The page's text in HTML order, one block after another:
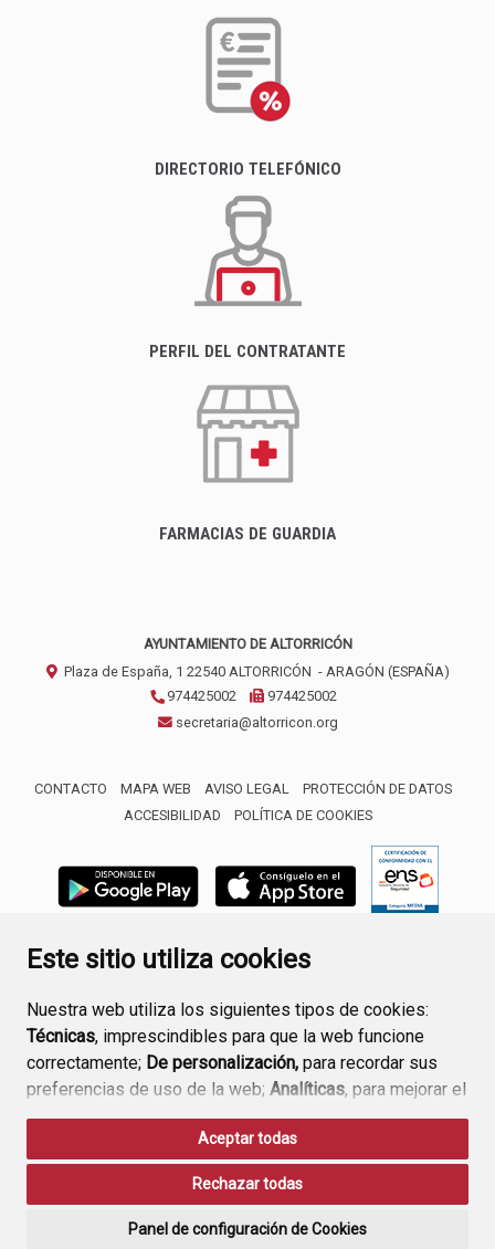
Este sitio utiliza cookies
Nuestra web utiliza los siguientes tipos de cookies:
Técnicas, imprescindibles para que la web funcione
correctamente; De personalización, para recordar sus
preferencias de uso de la web; Analíticas, para mejorar el
funcionamiento de la web y sus servicios.
Si acepta pulsando el botón“Aceptar todas”
consideramos que acepta su uso. Si pulsa el botón
ninguna acción, se guardarán las cookies técnicas
Aceptar todas
Rechazar todas
Panel de configuración de Cookies
DIRECTORIO TELEFÓNICO
PERFIL DEL CONTRATANTE
FARMACIAS DE GUARDIA
AYUNTAMIENTO DE ALTORRICÓN
Plaza de España, 1 22540 ALTORRICÓN - ARAGÓN (ESPAÑA)
974425002
974425002
secretaria@altorricon.org
CONTACTO MAPA WEB AVISO LEGAL
PROTECCIÓN DE DATOS
ACCESIBILIDAD
POLÍTICA DE COOKIES